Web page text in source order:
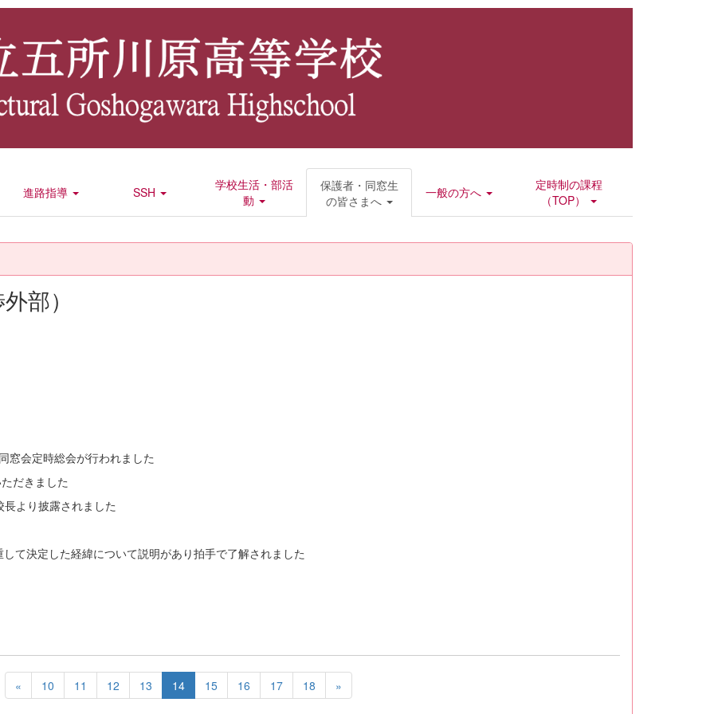
進路指導 SSH
学校生活・部活
動
保護者・同窓生
の皆さまへ
一般の方へ
定時制の課程
（TOP）
部）
窓会定時総会が行われました
だきました
より披露されました
て決定した経緯について説明があり拍手で了解されました
« 10 11 12 13 14 15 16 17 18 »